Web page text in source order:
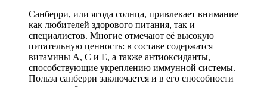
Санберри, или ягода солнца, привлекает внимание
как любителей здорового питания, так и
специалистов. Многие отмечают её высокую
питательную ценность: в составе содержатся
витамины A, C и E, а также антиоксиданты,
способствующие укреплению иммунной системы.
Польза санберри заключается и в его способности